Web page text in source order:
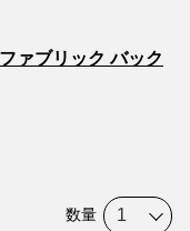
ァブリック バック
数量